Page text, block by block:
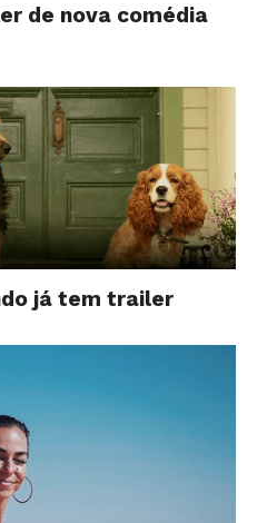
de nova comédia
já tem trailer